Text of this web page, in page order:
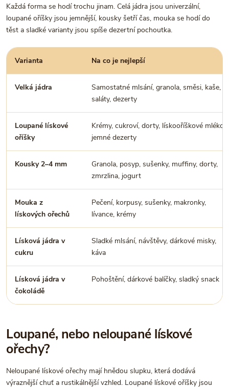
Každá forma se hodí trochu jinam. Celá jádra jsou univerzální,
loupané oříšky jsou jemnější, kousky šetří čas, mouka se hodí do
těst a sladké varianty jsou spíše dezertní pochoutka.
Varianta Na co je nejlepší
Velká jádra
Samostatné mlsání, granola, směsi, kaše,
saláty, dezerty
Loupané lískové
oříšky
Krémy, cukroví, dorty, lískooříškové mléko,
jemné dezerty
Kousky 2–4 mm
Granola, posyp, sušenky, muffiny, dorty,
zmrzlina, jogurt
Mouka z
lískových ořechů
Pečení, korpusy, sušenky, makronky,
lívance, krémy
Lísková jádra v
cukru
Sladké mlsání, návštěvy, dárkové misky,
káva
Lísková jádra v
čokoládě
Pohoštění, dárkové balíčky, sladký snack
Loupané, nebo neloupané lískové
ořechy?
Neloupané lískové ořechy mají hnědou slupku, která dodává
výraznější chuť a rustikálnější vzhled. Loupané lískové oříšky jsou